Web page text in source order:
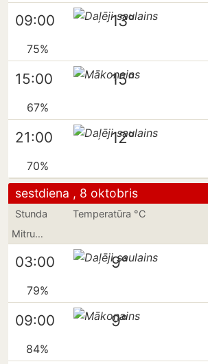
09:00 13°
75%
15:00 15°
67%
21:00 12°
70%
sestdiena , 8 oktobris
Stunda Temperatūra °C
Mitrums
03:00 9°
79%
09:00 9°
84%